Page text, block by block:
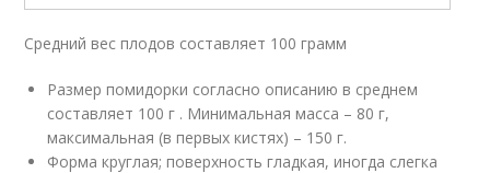
Средний вес плодов составляет 100 грамм
Размер помидорки согласно описанию в среднем
составляет 100 г . Минимальная масса – 80 г,
максимальная (в первых кистях) – 150 г.
Форма круглая; поверхность гладкая, иногда слегка